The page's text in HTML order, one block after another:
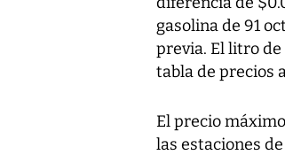
gasolina de 91
previa. El litro de
tabla de precios
El precio
las estaciones